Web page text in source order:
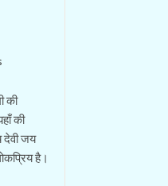
की
की
देवी जय
है।